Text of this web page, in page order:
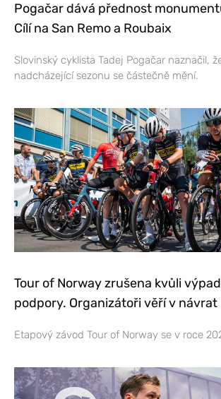
Pogačar dává přednost
Cílí na San Remo a Roubaix
Slovinský cyklista Tadej Pogačar naznačil,
nadcházející sezonu se částečně mění.
Tour of Norway zrušena kvůli
podpory. Organizátoři věří v návrat
Etapový závod Tour of Norway se v roce